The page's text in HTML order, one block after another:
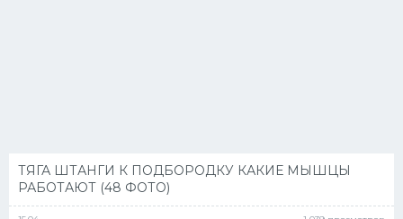
ТЯГА ШТАНГИ К ПОДБОРОДКУ КАКИЕ МЫШЦЫ
РАБОТАЮТ (48 ФОТО)